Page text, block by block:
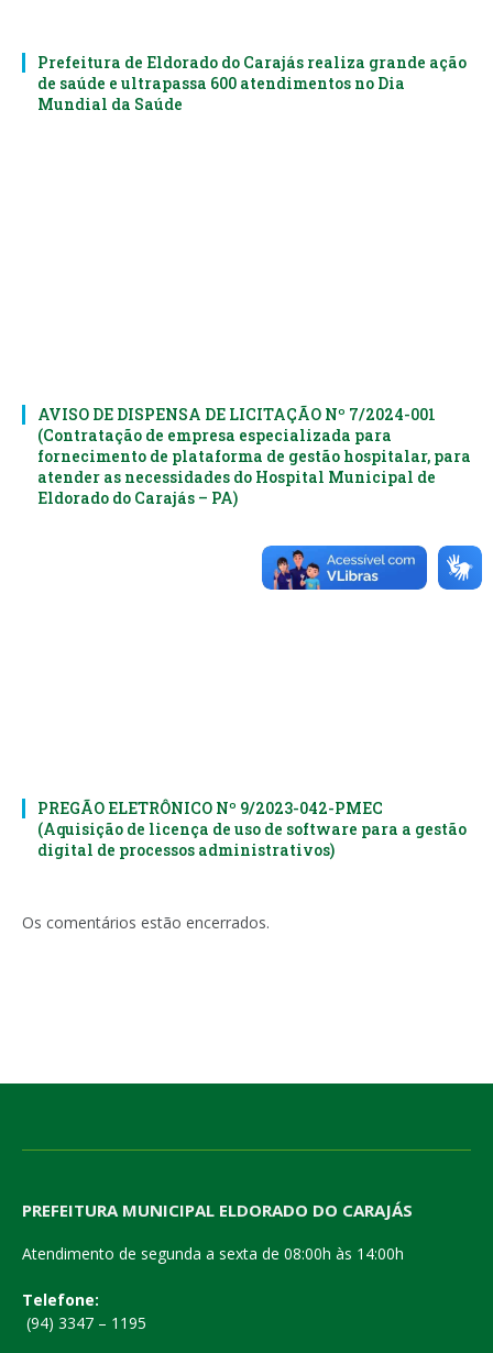
Prefeitura de Eldorado do Carajás realiza grande ação
de saúde e ultrapassa 600 atendimentos no Dia
Mundial da Saúde
AVISO DE DISPENSA DE LICITAÇÃO Nº 7/2024-001
(Contratação de empresa especializada para
fornecimento de plataforma de gestão hospitalar, para
atender as necessidades do Hospital Municipal de
Eldorado do Carajás – PA)
PREGÃO ELETRÔNICO Nº 9/2023-042-PMEC
(Aquisição de licença de uso de software para a gestão
digital de processos administrativos)
Os comentários estão encerrados.
PREFEITURA MUNICIPAL ELDORADO DO CARAJÁS
Atendimento de segunda a sexta de 08:00h às 14:00h
Telefone:
(94) 3347 – 1195